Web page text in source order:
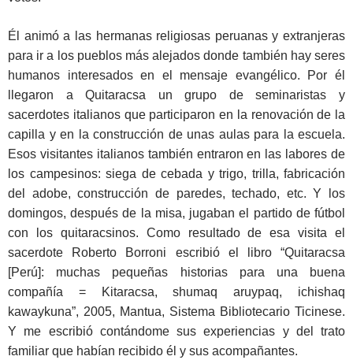
Él animó a las hermanas religiosas peruanas y extranjeras
para ir a los pueblos más alejados donde también hay seres
humanos interesados en el mensaje evangélico. Por él
llegaron a Quitaracsa un grupo de seminaristas y
sacerdotes italianos que participaron en la renovación de la
capilla y en la construcción de unas aulas para la escuela.
Esos visitantes italianos también entraron en las labores de
los campesinos: siega de cebada y trigo, trilla, fabricación
del adobe, construcción de paredes, techado, etc. Y los
domingos, después de la misa, jugaban el partido de fútbol
con los quitaracsinos. Como resultado de esa visita el
sacerdote Roberto Borroni escribió el libro “Quitaracsa
[Perú]: muchas pequeñas historias para una buena
compañía = Kitaracsa, shumaq aruypaq, ichishaq
kawaykuna”, 2005, Mantua, Sistema Bibliotecario Ticinese.
Y me escribió contándome sus experiencias y del trato
familiar que habían recibido él y sus acompañantes.